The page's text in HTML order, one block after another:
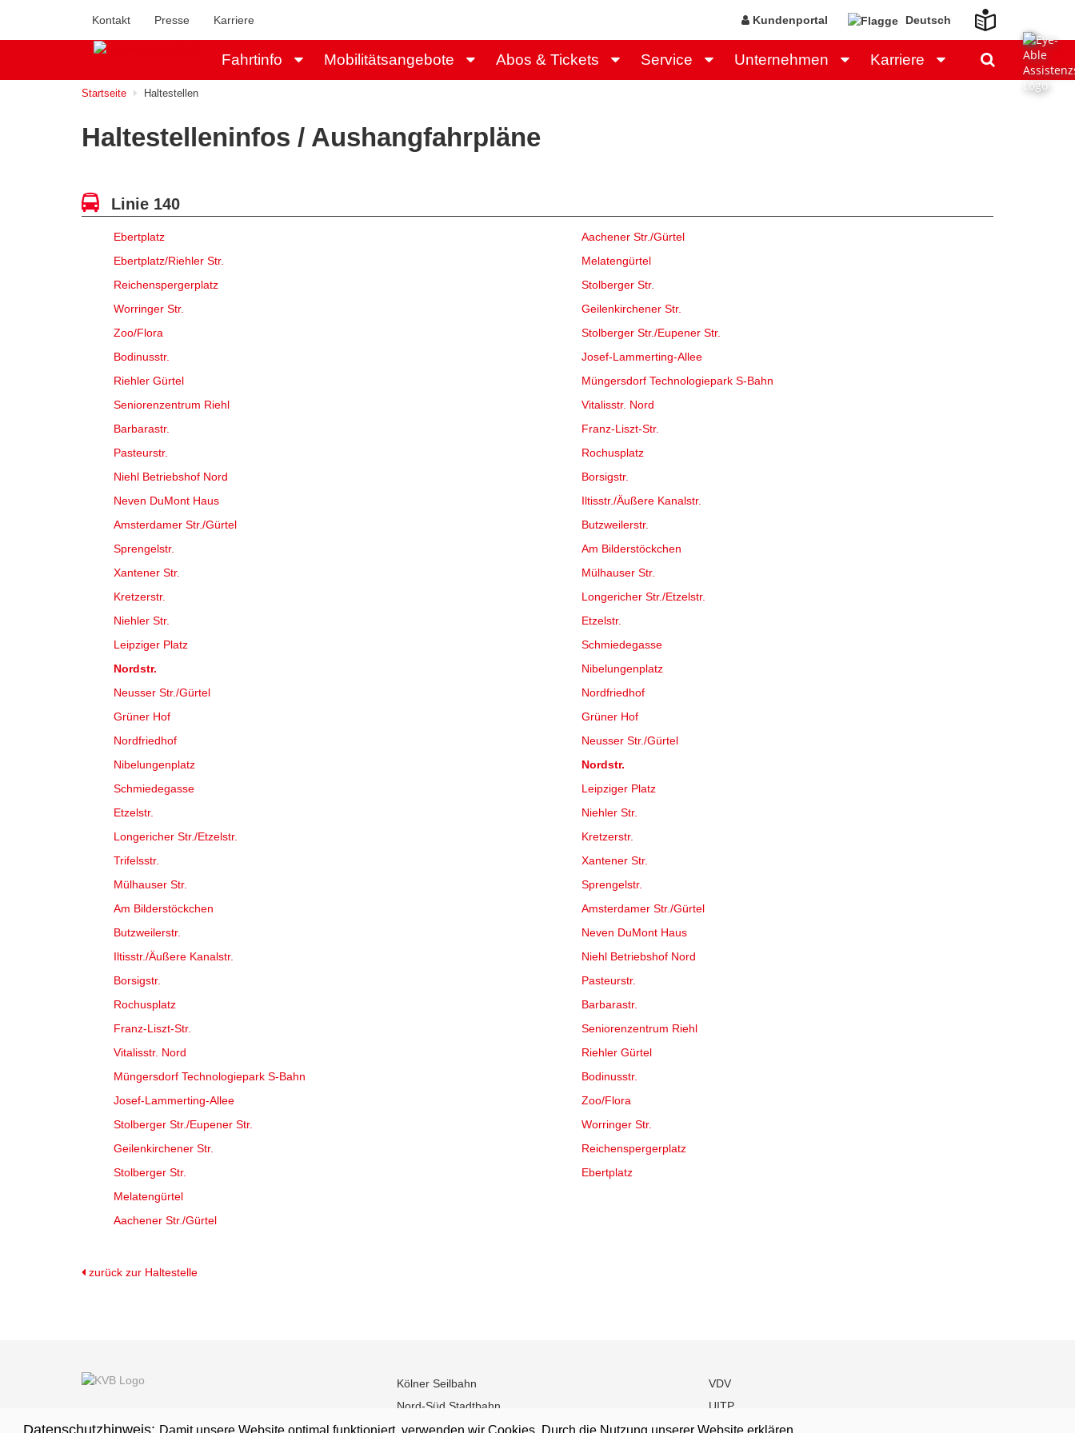
Datenschutzhinweis: Damit unsere Website optimal funktioniert, verwenden wir Cookies. Durch die Nutzung unserer Website erklären
Kontakt Presse Karriere Deutsch
Kundenportal
Fahrtinfo Mobilitätsangebote Abos & Tickets Service Unternehmen Karriere
Startseite Haltestellen
Haltestelleninfos / Aushangfahrpläne
Linie 140
Ebertplatz
Ebertplatz/Riehler Str.
Reichenspergerplatz
Worringer Str.
Zoo/Flora
Bodinusstr.
Riehler Gürtel
Seniorenzentrum Riehl
Barbarastr.
Pasteurstr.
Niehl Betriebshof Nord
Neven DuMont Haus
Amsterdamer Str./Gürtel
Sprengelstr.
Xantener Str.
Kretzerstr.
Niehler Str.
Leipziger Platz
Nordstr.
Neusser Str./Gürtel
Grüner Hof
Nordfriedhof
Nibelungenplatz
Schmiedegasse
Etzelstr.
Longericher Str./Etzelstr.
Trifelsstr.
Mülhauser Str.
Am Bilderstöckchen
Butzweilerstr.
Iltisstr./Äußere Kanalstr.
Borsigstr.
Rochusplatz
Franz-Liszt-Str.
Vitalisstr. Nord
Müngersdorf Technologiepark S-Bahn
Josef-Lammerting-Allee
Stolberger Str./Eupener Str.
Geilenkirchener Str.
Stolberger Str.
Melatengürtel
Aachener Str./Gürtel
Aachener Str./Gürtel
Melatengürtel
Stolberger Str.
Geilenkirchener Str.
Stolberger Str./Eupener Str.
Josef-Lammerting-Allee
Müngersdorf Technologiepark S-Bahn
Vitalisstr. Nord
Franz-Liszt-Str.
Rochusplatz
Borsigstr.
Iltisstr./Äußere Kanalstr.
Butzweilerstr.
Am Bilderstöckchen
Mülhauser Str.
Longericher Str./Etzelstr.
Etzelstr.
Schmiedegasse
Nibelungenplatz
Nordfriedhof
Grüner Hof
Neusser Str./Gürtel
Nordstr.
Leipziger Platz
Niehler Str.
Kretzerstr.
Xantener Str.
Sprengelstr.
Amsterdamer Str./Gürtel
Neven DuMont Haus
Niehl Betriebshof Nord
Pasteurstr.
Barbarastr.
Seniorenzentrum Riehl
Riehler Gürtel
Bodinusstr.
Zoo/Flora
Worringer Str.
Reichenspergerplatz
Ebertplatz
zurück zur Haltestelle
Kölner Seilbahn
Nord-Süd Stadtbahn
Straßenbahn-Museum
VDV
UITP